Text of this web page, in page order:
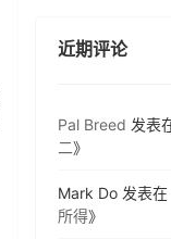
近期评论
Pal Breed 发表
二》
Mark Do 发表在
所得》